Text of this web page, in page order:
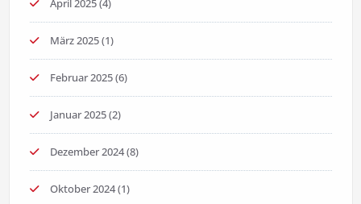
März 2025(1)
Februar 2025(6)
Januar 2025(2)
Dezember 2024(8)
Oktober 2024(1)